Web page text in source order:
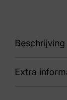
Beschrijving
boot
Extra